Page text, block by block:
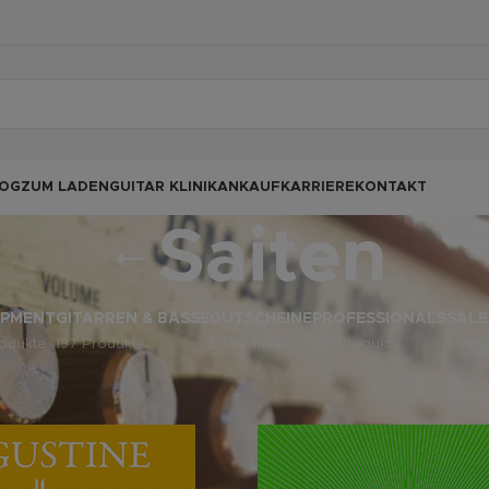
ZUM LADEN GUITAR KLINIKANKAUF KARRIERE KONTAKT
Saiten
GITARREN & BÄSSE
197 Produkte
GUTSCHEINE PROFESSIONALS
132 Produkte